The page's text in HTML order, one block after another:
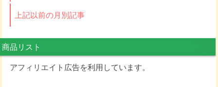
上記以前の月別記事
商品リスト
アフィリエイト広告を利用しています。